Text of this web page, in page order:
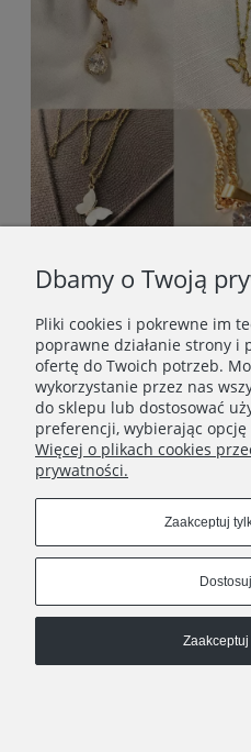
© 2013–2026 OTIEN. Polski
Dbamy o Twoją
Pliki cookies i pokrewne im
poprawne działanie strony i
ofertę do Twoich potrzeb.
wykorzystanie przez nas
do sklepu lub dostosować
preferencji, wybierając opcję
Więcej o plikach cookies
prywatności.
Zaakceptuj